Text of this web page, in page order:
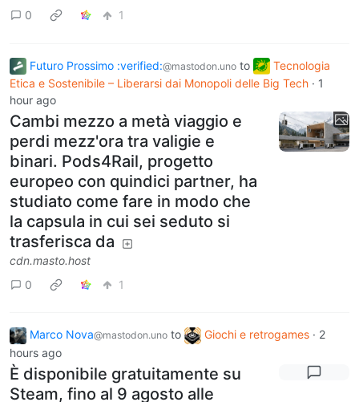
0 1
Futuro Prossimo :verified:@mastodon.uno to
Tecnologia
Etica e Sostenibile – Liberarsi dai Monopoli delle Big Tech · 1
hour ago
Cambi mezzo a metà viaggio e
perdi mezz'ora tra valigie e
binari. Pods4Rail, progetto
europeo con quindici partner, ha
studiato come fare in modo che
la capsula in cui sei seduto si
trasferisca da
cdn.masto.host
0
1
Marco Nova@mastodon.uno to Giochi e retrogames · 2
hours ago
È disponibile gratuitamente su
Steam, fino al 9 agosto alle